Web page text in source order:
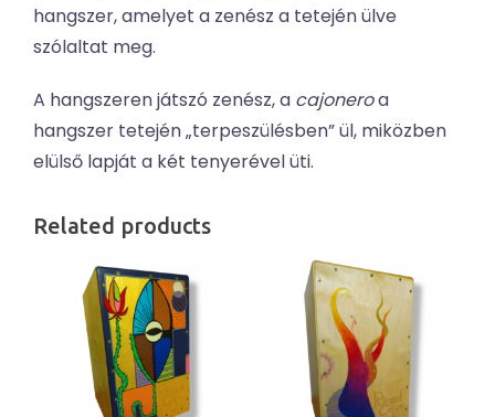
hangszer, amelyet a zenész a tetején ülve
szólaltat meg.
A hangszeren játszó zenész, a cajoneroa
hangszer tetején „terpeszülésben” ül, miközben
elülső lapját a két tenyerével üti.
Related products